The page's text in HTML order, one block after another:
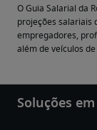
O Guia Salarial da
projeções salariais
empregadores,
além de veículos